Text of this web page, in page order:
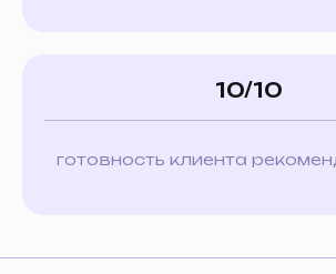
10/10
готовность клиента
+7